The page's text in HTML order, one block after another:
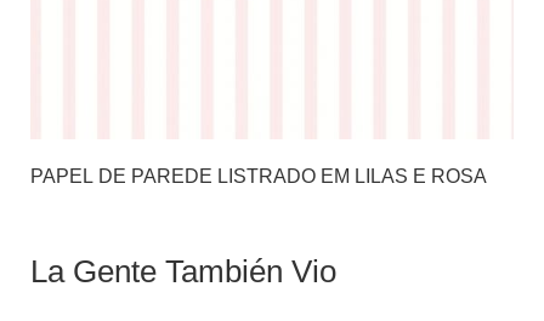
PAPEL DE PAREDE LISTRADO EM LILAS E ROSA
La Gente También Vio